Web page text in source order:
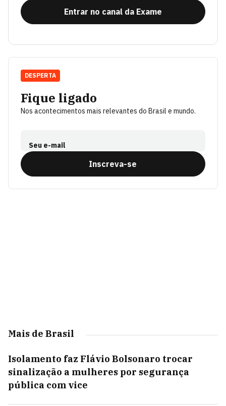
Entrar no canal da Exame
Fique ligado
Nos acontecimentos mais relevantes do Brasil e mundo.
Seu e-mail
Inscreva-se
DESPERTA
Mais de Brasil
Isolamento faz Flávio Bolsonaro trocar
sinalização a mulheres por segurança
pública com vice